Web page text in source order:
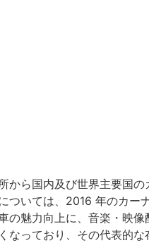
から国内及び世界主要国
ついては、2016 年のカ
の魅力向上に、音楽・映
なっており、その代表的